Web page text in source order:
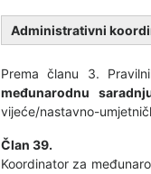
Administrativni
Prema članu 3.
međunarodnu
vijeće/nastavno-
Član 39.
Koordinator za